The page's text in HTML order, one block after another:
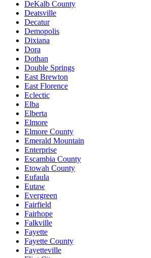
DeKalb County
Deatsville
Decatur
Demopolis
Dixiana
Dora
Dothan
Double Springs
East Brewton
East Florence
Eclectic
Elba
Elberta
Elmore
Elmore County
Emerald Mountain
Enterprise
Escambia County
Etowah County
Eufaula
Eutaw
Evergreen
Fairfield
Fairhope
Falkville
Fayette
Fayette County
Fayetteville